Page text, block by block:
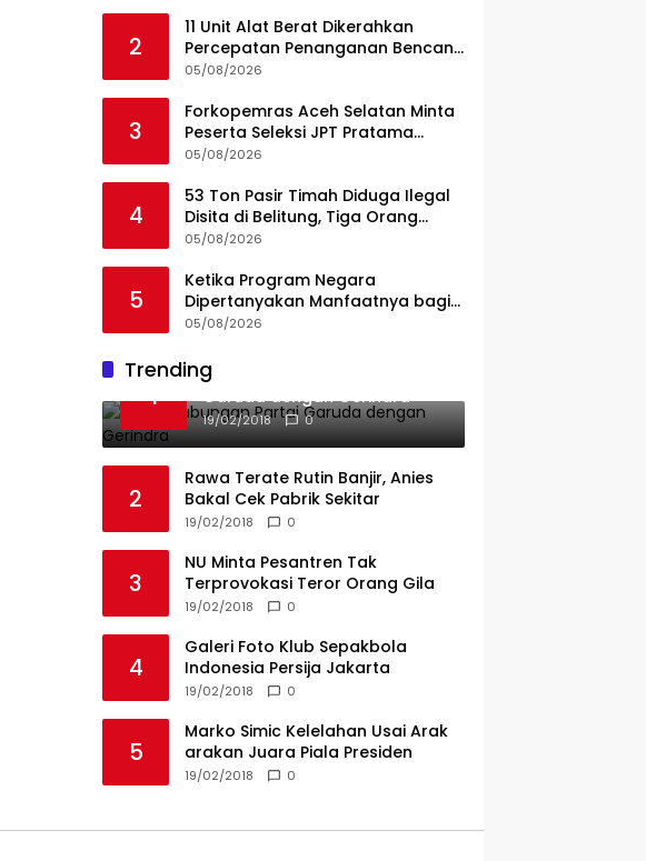
Melintas Jalan Umum
2
11 Unit Alat Berat Dikerahkan
Percepatan Penanganan Bencana
di Kelurahan Sipange Kecamatan
05/08/2026
3
Forkopemras Aceh Selatan Minta
Peserta Seleksi JPT Pratama
Andalkan Kompetensi dan
05/08/2026
4
53 Ton Pasir Timah Diduga Ilegal
Disita di Belitung, Tiga Orang
Diamankan, Dua Masih Diburu
05/08/2026
5
Ketika Program Negara
Dipertanyakan Manfaatnya bagi
Seluruh Penggiat Literasi
05/08/2026
Trending
1
Ini Dia Hubungan Partai
Garuda dengan Gerindra
19/02/2018 0
2
Rawa Terate Rutin Banjir, Anies
Bakal Cek Pabrik Sekitar
19/02/2018 0
3
NU Minta Pesantren Tak
Terprovokasi Teror Orang Gila
19/02/2018 0
4
Galeri Foto Klub Sepakbola
Indonesia Persija Jakarta
19/02/2018 0
5
Marko Simic Kelelahan Usai Arak
arakan Juara Piala Presiden
19/02/2018 0